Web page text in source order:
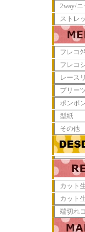
2way/
ストレ
フレコｸ
フレコ
レース
プリー
ポンポ
型紙
その他
カット
カット
端切れ